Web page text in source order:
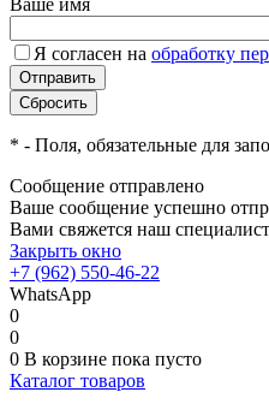
Ваше имя
Я согласен на обработку
* - Поля, обязательные для
Сообщение отправлено
Ваше сообщение успешно
Вами свяжется наш специалист
Закрыть окно
+7 (962) 550-46-22
WhatsApp
0
0
0 В корзине пока пусто
Каталог товаров